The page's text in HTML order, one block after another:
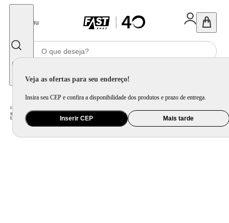
Menu
Veja as ofertas para seu endereço!
Insira seu CEP e confira a disponibilidade dos produtos e prazo de entrega.
Inserir CEP Mais tarde
Home
Sanduicheira Elétrica Mallory Classic Grill - 2 em 1, Grelha e Assa Pães, Carnes, Peixes e Legumes, Placas Antiaderentes,
Luzes LED